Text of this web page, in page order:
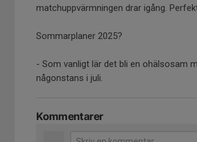
matchuppvärmningen drar igång.
Sommarplaner 2025?
- Som vanligt lär det bli en ohälsosam
någonstans i juli.
Kommentarer